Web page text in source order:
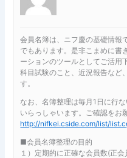
会員名簿は、ニフ慶の基礎情報
でもあります。是非こまめに書
ーションのツールとしてご活用
科目試験のこと、近況報告など
す。
なお、名簿整理は毎月1日に行
いらっしゃいます。ご確認をお
http://nifkei.cside.com/list/
■会員名簿整理の目的
１）定期的に正確な会員数(正